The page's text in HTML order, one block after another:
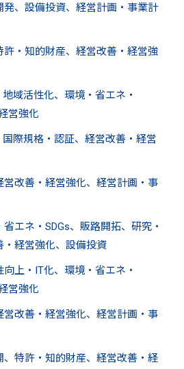
発、設備投資、経営計画・事業計
許・知的財産、経営改善・経営強
域活性化、環境・省エネ・
営強化
際規格・認証、経営改善・経営
営改善・経営強化、経営計画・事
エネ・SDGs、販路開拓、研究・
・経営強化、設備投資
上・IT化、環境・省エネ・
営強化
営改善・経営強化、経営計画・事
、特許・知的財産、経営改善・経